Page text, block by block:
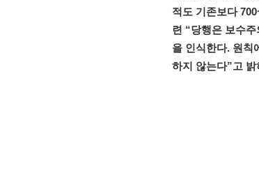
적도 기존보다
련 “당행은 보수주
을 인식한다. 원칙
하지 않는다”고 밝